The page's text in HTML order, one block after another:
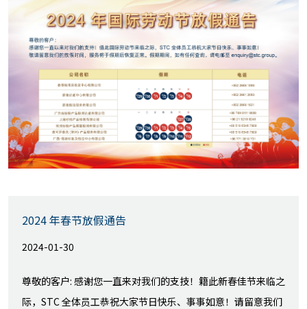
2024 年春节放假通告
2024-01-30
尊敬的客户: 感谢您一直来对我们的支技！籍此新春佳节来临之
际，STC 全体员工恭祝大家节日快乐、事事如意！请留意我们